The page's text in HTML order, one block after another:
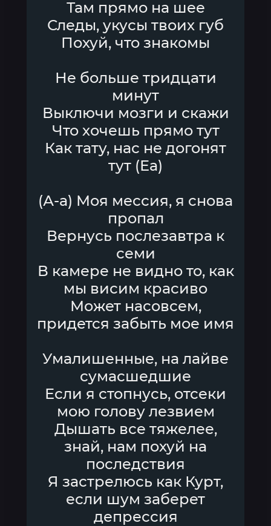
Там прямо на шее
Следы, укусы твоих губ
Похуй, что знакомы
Не больше тридцати
минут
Выключи мозги и скажи
Что хочешь прямо тут
Как тату, нас не догонят
тут (Еа)
(А-а) Моя мессия, я снова
пропал
Вернусь послезавтра к
семи
В камере не видно то, как
мы висим красиво
Может насовсем,
придется забыть мое имя
Умалишенные, на лайве
сумасшедшие
Если я стопнусь, отсеки
мою голову лезвием
Дышать все тяжелее,
знай, нам похуй на
последствия
Я застрелюсь как Курт,
если шум заберет
депрессия